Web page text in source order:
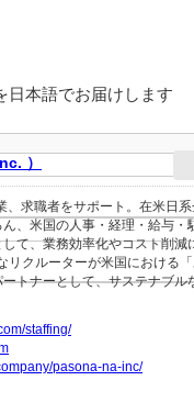
日本語でお届けします
）
、求職者をサポート。在米日
、米国の人事・経理・給与・
て、業務効率化やコスト削減
リクルーターが米国における「
トナーとして、サステナブル
staffing/
pasona-na-inc/